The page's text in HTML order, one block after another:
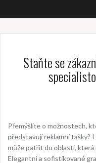
Staňte se
Přemýšlíte o možnostech,
představujíreklamní tašky?
může patřit do oblasti,
Elegantní a sofistikované